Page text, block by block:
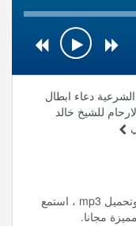
الشرعية دعاء ابطال
للشيخ خالد
الرقيه الشرعية ادعية ابطال السحر استماع وتحميل mp3 ، استمع